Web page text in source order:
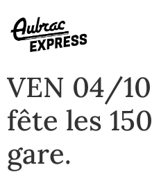
VEN 04/
fête les
gare.